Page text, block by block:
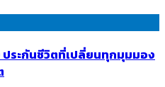
ประกันชีวิตที่เปลี่ยนทุกมุมมอง